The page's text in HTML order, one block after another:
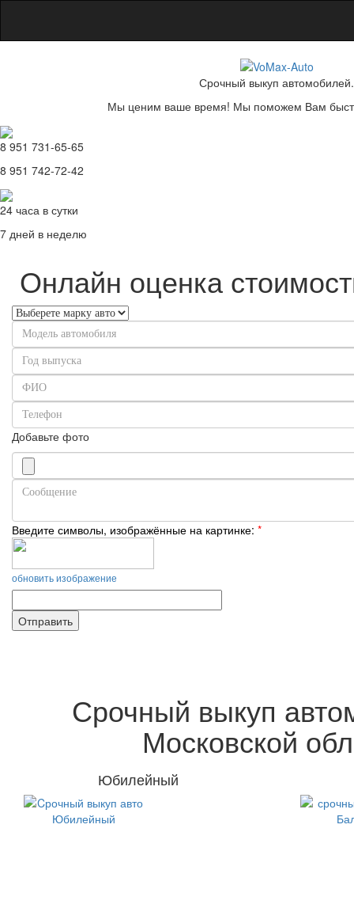
Срочный выкуп автомобилей.
Мы ценим ваше время! Мы поможем Вам
8 951 731-65-65
8 951 742-72-42
24 часа в сутки
7 дней в неделю
Онлайн оценка
Добавьте фото
Введите символы, изображённые на картинке: *
обновить изображение
Срочный выкуп
Московской
Юбилейный